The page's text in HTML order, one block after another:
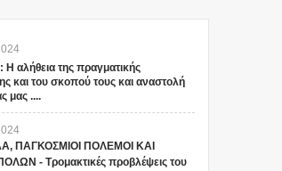
αλήθεια της πραγματικής
και του σκοπού τους και αναστολή
μας ....
ΠΑΓΚΟΣΜΙΟΙ ΠΟΛΕΜΟΙ ΚΑΙ
- Τρομακτικές προβλέψεις του